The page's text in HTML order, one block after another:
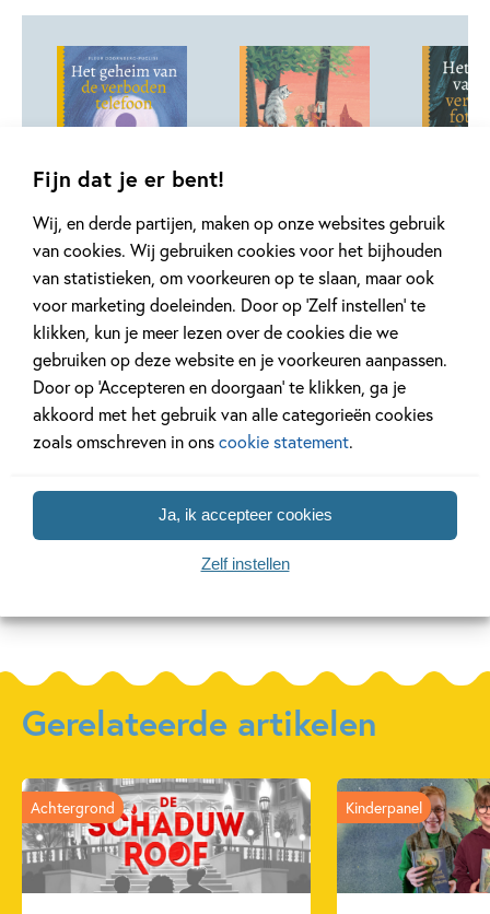
Fijn dat je er bent!
Wij, en derde partijen, maken op onze websites gebruik
van cookies. Wij gebruiken cookies voor het bijhouden
van statistieken, om voorkeuren op te slaan, maar ook
voor marketing doeleinden. Door op ‘Zelf instellen’ te
klikken, kun je meer lezen over de cookies die we
gebruiken op deze website en je voorkeuren aanpassen.
Door op ‘Accepteren en doorgaan’ te klikken, ga je
akkoord met het gebruik van alle categorieën cookies
zoals omschreven in onscookie statement.
Ja, ik accepteer cookies
Zelf instellen
Het geheim van –
Het geheim van
de verboden
telefoon
Fleur Doornberg-Puglisi,
Saskia Halfmouw, ivan
14
Het geheim van –
Het geheim van
de verdwenen
katten
Gonneke Huizing,
Saskia Halfmouw, ivan
14 99
Het
de
ivan & ilia,
14 99
Hardcover
Gerelateerde artikelen
Achtergrond Kinderpanel